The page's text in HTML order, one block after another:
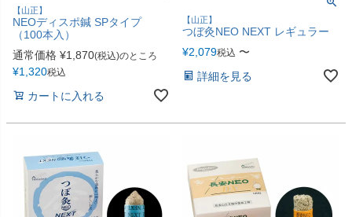
【山正】
NEOディスポ鍼 SPタイプ
（100本入）
通常価格 ¥1,870(税込)のところ
¥1,320税込
カートに入れる
【山正】
つぼ灸NEO NEXT レギュラー
¥2,079税込 〜
詳細を見る